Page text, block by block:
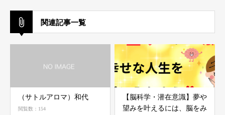
関連記事一覧
（サトルアロマ）和代
閲覧数：154
【脳科学・潜在意識】夢や
望みを叶えるには、脳をみ